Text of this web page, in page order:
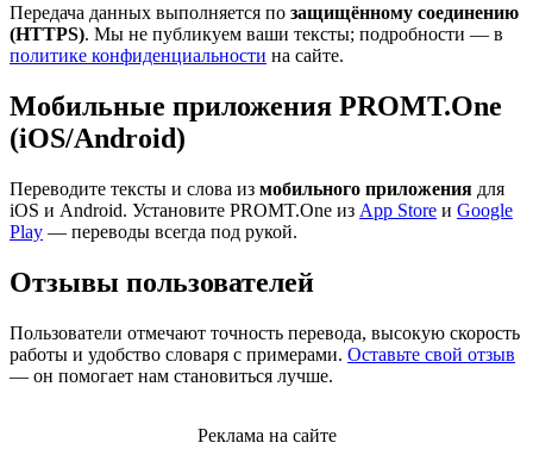
Передача данных выполняется по защищённому соединению
(HTTPS). Мы не публикуем ваши тексты; подробности — в
политике конфиденциальности на сайте.
Мобильные приложения PROMT.One
(iOS/Android)
Переводите тексты и слова из мобильного приложения для
iOS и Android. Установите PROMT.One из App Store и Google
Play — переводы всегда под рукой.
Отзывы пользователей
Пользователи отмечают точность перевода, высокую скорость
работы и удобство словаря с примерами. Оставьте свой отзыв
— он помогает нам становиться лучше.
Реклама на сайте